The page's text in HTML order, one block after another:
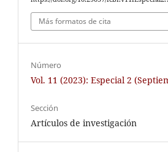
Más formatos de cita
Número
Vol. 11 (2023): Especial 2
Sección
Artículos de investigación